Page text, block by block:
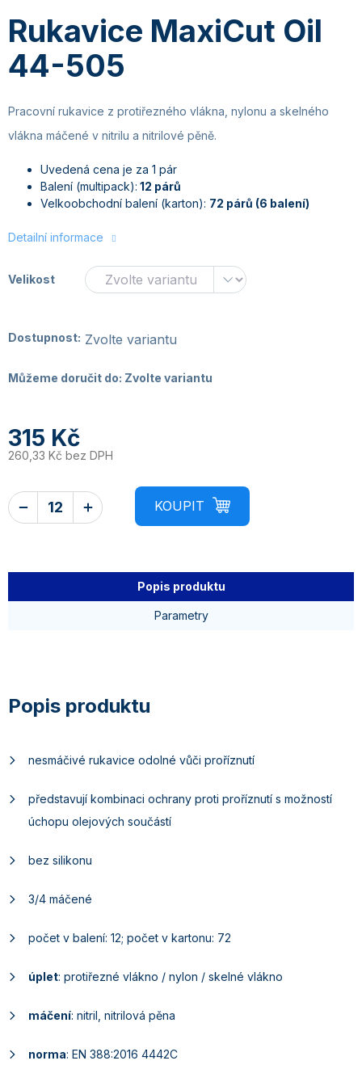
Rukavice MaxiCut Oil
44-505
Pracovní rukavice z protiřezného vlákna, nylonu a skelného
vlákna máčené v nitrilu a nitrilové pěně.
Uvedená cena je za 1 pár
Balení (multipack): 12 párů
Velkoobchodní balení (karton): 72 párů (6 balení)
Detailní informace
Velikost
Dostupnost: Zvolte variantu
Můžeme doručit do: Zvolte variantu
315 Kč
260,33 Kč bez DPH
Popis produktu
Parametry
nesmáčivé rukavice odolné vůči proříznutí
představují kombinaci ochrany proti proříznutí s možností
úchopu olejových součástí
bez silikonu
3/4 máčené
počet v balení: 12; počet v kartonu: 72
úplet: protiřezné vlákno / nylon / skelné vlákno
máčení: nitril, nitrilová pěna
norma: EN 388:2016 4442C